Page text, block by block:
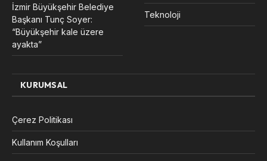
İzmir Büyükşehir Belediye
Başkanı Tunç Soyer:
“Büyükşehir kale üzere
ayakta”
Teknoloji
KURUMSAL
Çerez Politikası
Kullanım Koşulları